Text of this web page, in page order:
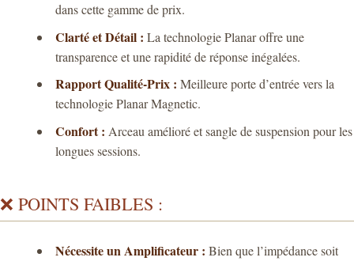
dans cette gamme de prix.
Clarté et Détail : La technologie Planar offre une
transparence et une rapidité de réponse inégalées.
Rapport Qualité-Prix : Meilleure porte d’entrée vers la
technologie Planar Magnetic.
Confort : Arceau amélioré et sangle de suspension pour les
longues sessions.
❌ POINTS FAIBLES :
Nécessite un Amplificateur : Bien que l’impédance soit